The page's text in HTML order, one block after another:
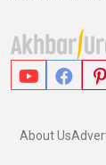
About Us